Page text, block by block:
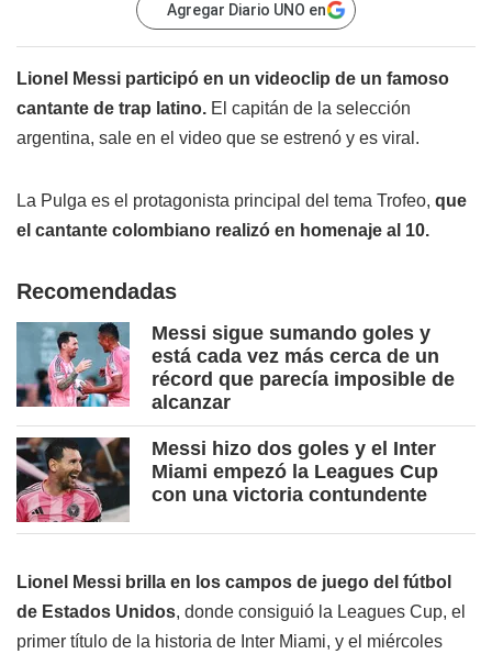
Agregar Diario UNO en
Lionel Messi participó en un videoclip de un famoso
cantante de trap latino. El capitán de la selección
argentina, sale en el video que se estrenó y es viral.
La Pulga es el protagonista principal del tema Trofeo, que
el cantante colombiano realizó en homenaje al 10.
Recomendadas
Messi sigue sumando goles y
está cada vez más cerca de un
récord que parecía imposible de
alcanzar
Messi hizo dos goles y el Inter
Miami empezó la Leagues Cup
con una victoria contundente
Lionel Messi brilla en los campos de juego del fútbol
de Estados Unidos, donde consiguió la Leagues Cup, el
primer título de la historia de Inter Miami, y el miércoles